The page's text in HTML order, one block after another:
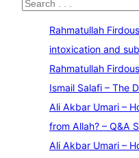
S
Rahmatullah
intoxication and
Rahmatullah
Ismail Salafi – The
Ali Akbar Umari –
from Allah? – Q&A
Ali Akbar Umari –